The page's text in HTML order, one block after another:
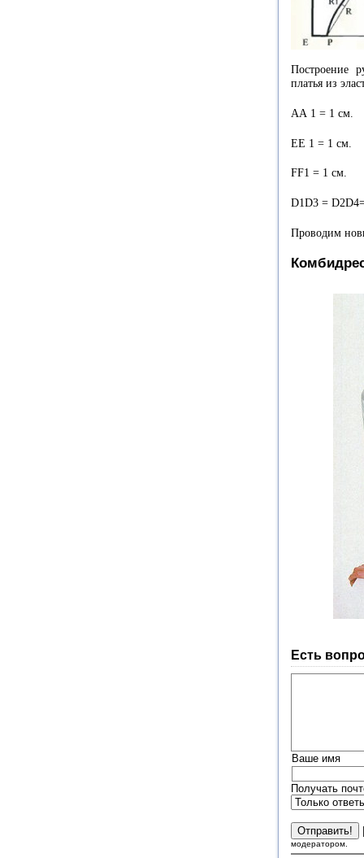
Построение
платья из
АА 1 = 1 см
ЕЕ 1 = 1 см
FF1 = 1 см.
D1D3 =
Проводим
Есть
Ваше имя
Получать
модератором.